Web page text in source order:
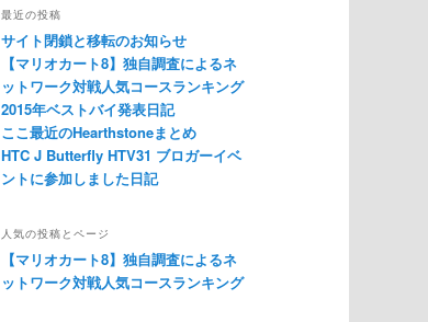
最近の投稿
サイト閉鎖と移転のお知らせ
【マリオカート8】独自調査によるネ
ットワーク対戦人気コースランキング
2015年ベストバイ発表日記
ここ最近のHearthstoneまとめ
HTC J Butterfly HTV31 ブロガーイベ
ントに参加しました日記
人気の投稿とページ
【マリオカート8】独自調査によるネ
ットワーク対戦人気コースランキング